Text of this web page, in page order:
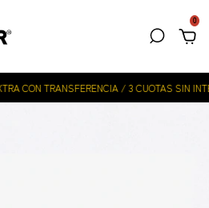
0
CON TRANSFERENCIA / 3 CUOTAS SIN